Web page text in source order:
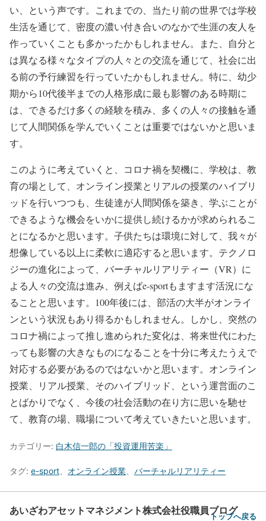
い、という声です。これまでの、当たり前の世界では学校
生活を通じて、密度の濃い付き合いのなかで生涯の友人を
作っていくことも多かったかもしれません。また、自分と
は異なる様々なタイプの人々との交流を通じて、社会に出
る前の予行練習を行っていたかもしれません。特に、幼少
期から10代後半までの人格形成に最も影響のある時期に
は、できるだけ多くの経験を積み、多くの人々の接触を通
じて人間関係を学んでいくことは重要ではないかと思いま
す。
このように考えていくと、コロナ禍を契機に、学校は、教
育の場として、オンライン授業とリアルの授業のハイブリ
ッドを行いつつも、生徒達が人間関係を築き、学ぶことが
できるような機会をいかに提供し続けるかが求められるこ
とになるかと思います。子供たちは環境に対して、我々が
想像している以上に柔軟に適応すると思います。テクノロ
ジーの進化によって、バーチャルリアリティー（VR）に
よる人々の交流は進み、例えばe-sportもますます活況にな
ることと思います。100年後には、部活の大半がオンライ
ンという状況もあり得るかもしれません。しかし、突然の
コロナ禍によって推し進められた変化は、将来世代にわた
っても影響の大きなものになることを十分に考えたうえで
対応する必要があるのではないかと思います。オンライン
授業、リアル授業、そのハイブリッド、という運営面のこ
とばかりでなく、今後の社会活動の在り方に思いを馳せ
て、教育の場、職場について考えていきたいと思います。
カテゴリー: 白木信一郎の「投資運用苦楽」
タグ: e-sport オンライン授業 バーチャルリアリティー
あいざわアセットマネジメント株式会社役職員ブログ
トップへ戻る